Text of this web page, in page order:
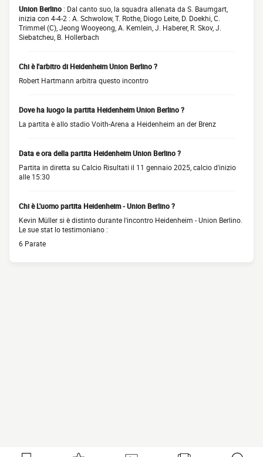
Union Berlino : Dal canto suo, la squadra allenata da S. Baumgart,
inizia con 4-4-2 : A. Schwolow, T. Rothe, Diogo Leite, D. Doekhi, C.
Trimmel (C), Jeong Wooyeong, A. Kemlein, J. Haberer, R. Skov, J.
Siebatcheu, B. Hollerbach
Chi è l'arbitro di Heidenheim Union Berlino ?
Robert Hartmann arbitra questo incontro
Dove ha luogo la partita Heidenheim Union Berlino ?
La partita è allo stadio Voith-Arena a Heidenheim an der Brenz
Data e ora della partita Heidenheim Union Berlino ?
Partita in diretta su Calcio Risultati il 11 gennaio 2025, calcio d'inizio
alle 15:30
Chi è L'uomo partita Heidenheim - Union Berlino ?
Kevin Müller si è distinto durante l'incontro Heidenheim - Union Berlino.
Le sue stat lo testimoniano :
6 Parate